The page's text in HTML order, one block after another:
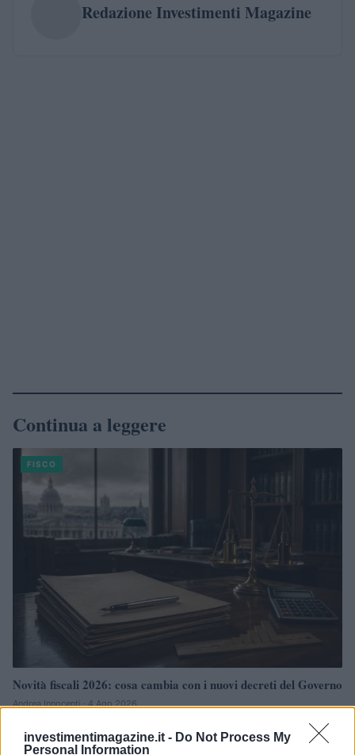
investimentimagazine.it - Do Not Process My
Personal Information
Redazione Investimenti Magazine
Continua a leggere
FISCO
Novità fiscali 2026: cosa cambia con i nuovi decreti del Governo
Andrea Innocenti · 4 Ago 2026
FISCO